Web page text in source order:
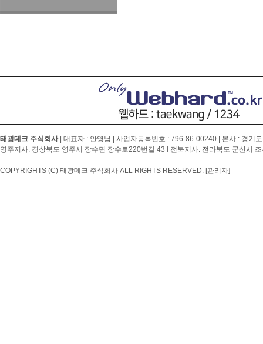
태광데크 주식회사| 대표자 : 안영남 | 사업자등록번호 : 796-86-00240 | 본사 : 경기
영주지사: 경상북도 영주시 장수면 장수로220번길 43 l 전북지사: 전라북도 군산시
COPYRIGHTS (C) 태광데크 주식회사 ALL RIGHTS RESERVED. [관리자]